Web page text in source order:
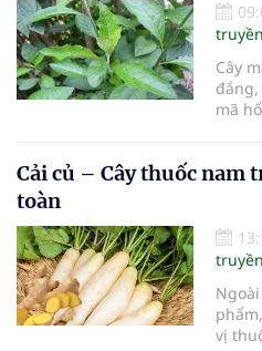
truyền
Cây
mã
đắng,
Cải củ – Cây thuốc nam
toàn
truyền
vị